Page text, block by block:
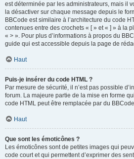
est déterminée par les administrateurs, mais il
la désactiver sur chaque message depuis le
BBCode est similaire à l’architecture du code
contenues entre des crochets « [ » et « ] » à la
« > ». Pour plus d’informations à propos du
guide qui est accessible depuis la page de
Haut
Puis-je insérer du code HTML ?
Par mesure de sécurité, il n’est pas possible
forum. La majeure partie de la mise en forme
code HTML peut être remplacée par du
Haut
Que sont les émoticônes ?
Les émoticônes sont de petites images qui
code court et qui permettent d’exprimer des